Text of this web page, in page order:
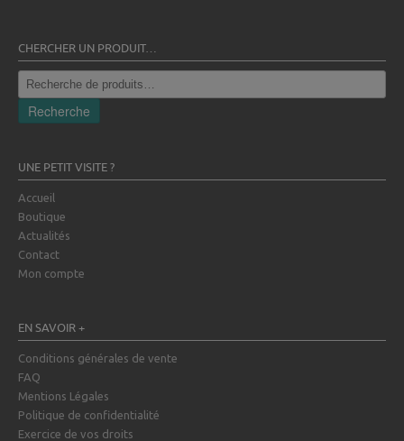
CHERCHER UN PRODUIT…
Recherche
pour :
Recherche
UNE PETIT VISITE ?
Accueil
Boutique
Actualités
Contact
Mon compte
EN SAVOIR +
Conditions générales de vente
FAQ
Mentions Légales
Politique de confidentialité
Exercice de vos droits